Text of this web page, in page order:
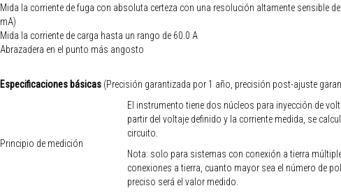
Mida la corriente de fuga con absoluta certeza con una resolución altamente sensible
mA)
Mida la corriente de carga hasta un rango de 60.0 A
Abrazadera en el punto más angosto
Especificaciones básicas (Precisión garantizada por 1 año, precisión post-ajuste
Principio de medición
El instrumento tiene dos núcleos para inyección de
partir del voltaje definido y la corriente medida, se
circuito.
Nota: solo para sistemas con conexión a tierra
conexiones a tierra, cuanto mayor sea el número de
preciso será el valor medido.